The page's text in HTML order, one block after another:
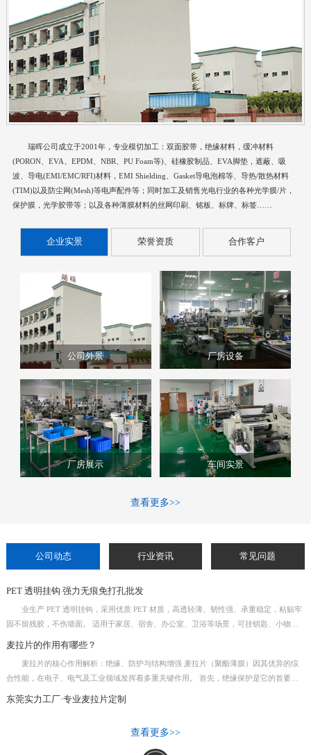
瑞晖公司成立于2001年，专业模切加工：双面胶带，绝缘材料，缓冲材料
(PORON、EVA、EPDM、NBR、PU Foam等)、硅橡胶制品、EVA脚垫，遮蔽、吸
波、导电(EMI/EMC/RFI)材料，EMI Shielding、Gasket导电泡棉等、导热/散热材料
(TIM)以及防尘网(Mesh)等电声配件等；同时加工及销售光电行业的各种光学膜/片，
保护膜，光学胶带等；以及各种薄膜材料的丝网印刷、铭板、标牌、标签……
企业实景 荣誉资质 合作客户
公司外景 厂房设备
厂房展示 车间实景
查看更多>>
公司动态 行业资讯 常见问题
PET 透明挂钩 强力无痕免打孔批发
业生产 PET 透明挂钩，采用优质 PET 材质，高透轻薄、韧性强、承重稳定，粘贴牢
固不留残胶，不伤墙面。 适用于家居、宿舍、办公室、卫浴等场景，可挂钥匙、小物
厂家直供，现货充足，性价比高，品质可靠。
麦拉片的作用有哪些？
麦拉片的核心作用解析：绝缘、防护与结构增强 麦拉片（聚酯薄膜）因其优异的综
合性能，在电子、电气及工业领域发挥着多重关键作用。 首先，绝缘保护是它的首要功
气。黑色麦拉片还用于光学遮挡和防漏光。 此外，麦拉片具备耐温与尺寸稳定性，
在-60℃至150℃范围内不易变形，且有一定
东莞实力工厂·专业麦拉片定制
查看更多>>